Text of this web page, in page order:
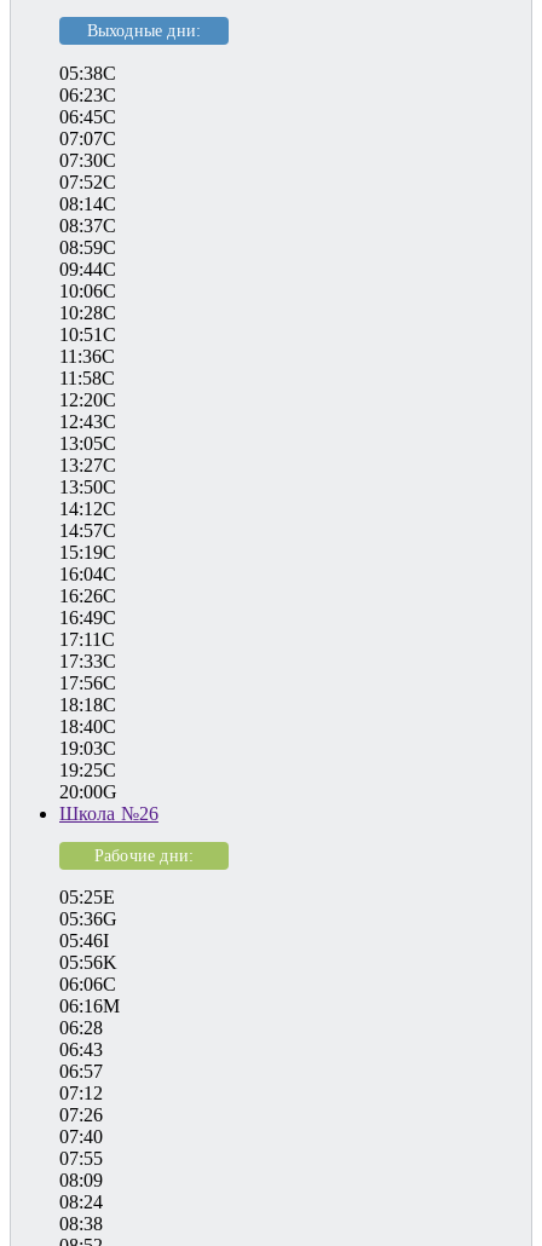
Выходные дни:
05:38C
06:23C
06:45C
07:07C
07:30C
07:52C
08:14C
08:37C
08:59C
09:44C
10:06C
10:28C
10:51C
11:36C
11:58C
12:20C
12:43C
13:05C
13:27C
13:50C
14:12C
14:57C
15:19C
16:04C
16:26C
16:49C
17:11C
17:33C
17:56C
18:18C
18:40C
19:03C
19:25C
20:00G
Школа №26
Рабочие дни:
05:25E
05:36G
05:46I
05:56K
06:06C
06:16M
06:28
06:43
06:57
07:12
07:26
07:40
07:55
08:09
08:24
08:38